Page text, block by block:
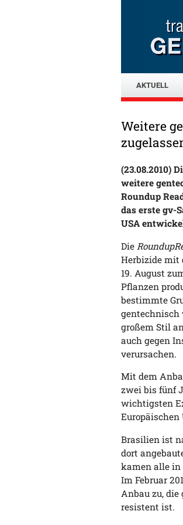
AKTUELL
Weitere
(23.08.2010)
weitere
Roundup
das erste gv-
USA
Die
Herbizide mit
19. August
Pflanzen
bestimmte
gentechnisch
großem Stil
auch gegen
verursachen.
Mit dem
zwei bis fünf
wichtigsten
Brasilien ist
dort
kamen alle in
Im Februar
Anbau zu,
resistent ist.